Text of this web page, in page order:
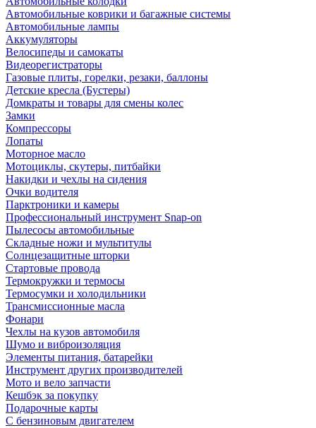
Автомобильные коврики и багажные системы
Автомобильные лампы
Аккумуляторы
Велосипеды и самокаты
Видеорегистраторы
Газовые плиты, горелки, резаки, баллоны
Детские кресла (Бустеры)
Домкраты и товары для смены колес
Замки
Компрессоры
Лопаты
Моторное масло
Мотоциклы, скутеры, питбайки
Накидки и чехлы на сидения
Очки водителя
Парктроники и камеры
Профессиональный инструмент Snap-on
Пылесосы автомобильные
Складные ножи и мультитулы
Солнцезащитные шторки
Стартовые провода
Термокружки и термосы
Термосумки и холодильники
Трансмиссионные масла
Фонари
Чехлы на кузов автомобиля
Шумо и виброизоляция
Элементы питания, батарейки
Инструмент других производителей
Мото и вело запчасти
Кешбэк за покупку
Подарочные карты
С бензиновым двигателем